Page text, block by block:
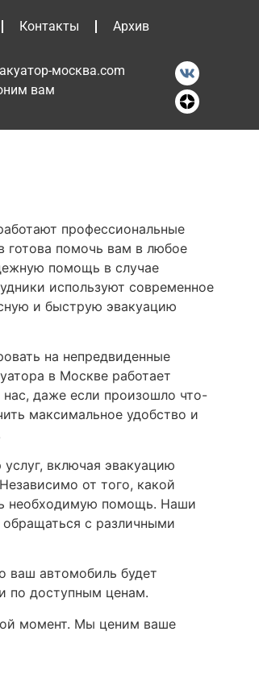
Контакты Архив
москва.com
вам
профессиональные
готова помочь вам в любое
помощь в случае
используют современное
и быструю эвакуацию
на непредвиденные
в Москве работает
даже если произошло что-
максимальное удобство и
включая эвакуацию
от того, какой
необходимую помощь. Наши
с различными
ваш автомобиль будет
по доступным ценам.
момент. Мы ценим ваше